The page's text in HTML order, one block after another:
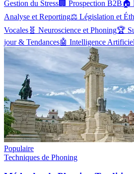
Gestion du Stress🏢 Prospection B2B🏠
Analyse et Reporting⚖️ Législation et
Vocales 🧬 Neuroscience et Phoning🏆
jour & Tendances🤖 Intelligence
Populaire
Techniques de Phoning